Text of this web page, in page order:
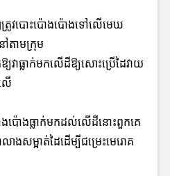
ៗត្រូវបោះប៉ោងប៉ោងទៅលើមេឃ
ៅតាមក្រុម
វាធ្លាក់មកលើដីឱ្យសោះប្រើដៃវាយ
ើ
ប៉ោងធ្លាក់មកដល់លើដីនោះពួកគេ
ាងសម្អាត់ដៃដើម្បីជម្រេះមេរោគ